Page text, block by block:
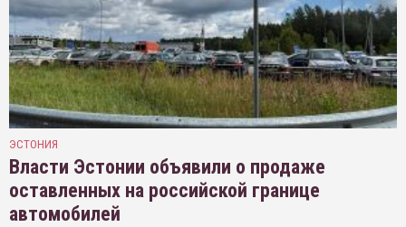
ЭСТОНИЯ
Власти Эстонии объявили о продаже
оставленных на российской границе
автомобилей